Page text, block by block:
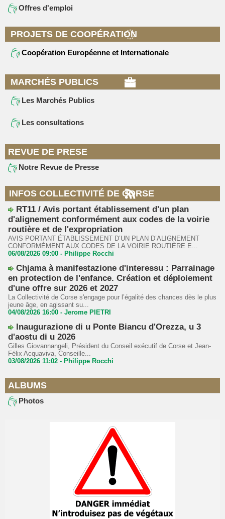
Offres d'emploi
PROJETS DE COOPÉRATION
Coopération Européenne et Internationale
MARCHÉS PUBLICS
Les Marchés Publics
Les consultations
REVUE DE PRESE
Notre Revue de Presse
INFOS COLLECTIVITÉ DE CORSE
RT11 / Avis portant établissement d'un plan
d'alignement conformément aux codes de la voirie
routière et de l'expropriation
AVIS PORTANT ÉTABLISSEMENT D’UN PLAN D’ALIGNEMENT
CONFORMÉMENT AUX CODES DE LA VOIRIE ROUTIÈRE E...
06/08/2026 09:00 - Philippe Rocchi
Chjama à manifestazione d'interessu : Parrainage
en protection de l'enfance. Création et déploiement
d'une offre sur 2026 et 2027
La Collectivité de Corse s'engage pour l’égalité des chances dès le plus
jeune âge, en agissant su...
04/08/2026 16:00 - Jerome PIETRI
Inaugurazione di u Ponte Biancu d'Orezza, u 3
d'aostu di u 2026
Gilles Giovannangeli, Président du Conseil exécutif de Corse et Jean-
Félix Acquaviva, Conseille...
03/08/2026 11:02 - Philippe Rocchi
ALBUMS
Photos